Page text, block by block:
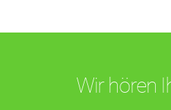
Wir hören